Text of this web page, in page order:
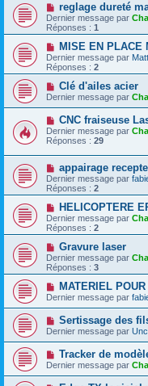
reglage dureté
Dernier message par
Réponses : 1
MISE EN PLACE
Dernier message par Matt
Réponses : 2
Clé d'ailes acier
Dernier message par
CNC fraiseuse
Dernier message par
Réponses : 29
appairage
Dernier message par
Réponses : 2
HELICOPTERE
Dernier message par
Réponses : 2
Gravure laser
Dernier message par
Réponses : 3
MATERIEL
Dernier message par
Sertissage des
Dernier message par
Tracker de
Dernier message par